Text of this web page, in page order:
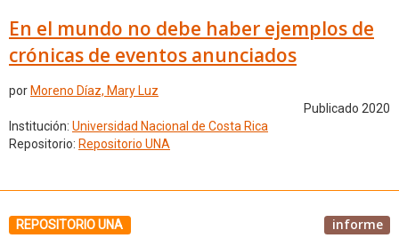
En el mundo no debe haber ejemplos de
crónicas de eventos anunciados
por Moreno Díaz, Mary Luz
Publicado 2020
Institución: Universidad Nacional de Costa Rica
Repositorio: Repositorio UNA
REPOSITORIO UNA informe